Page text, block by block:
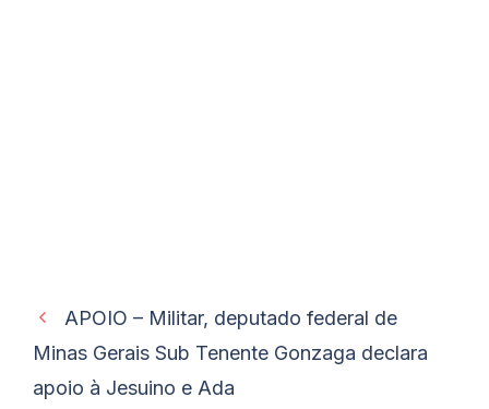
APOIO – Militar, deputado federal de
Minas Gerais Sub Tenente Gonzaga declara
apoio à Jesuino e Ada